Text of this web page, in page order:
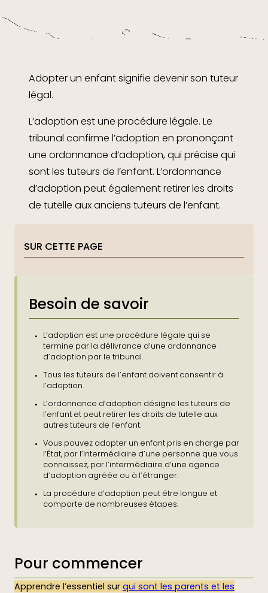
Adopter un enfant signifie devenir son tuteur
légal.
L’adoption est une procédure légale. Le
tribunal confirme l’adoption en prononçant
une ordonnance d’adoption, qui précise qui
sont les tuteurs de l’enfant. L’ordonnance
d’adoption peut également retirer les droits
de tutelle aux anciens tuteurs de l’enfant.
SUR CETTE PAGE
Besoin de savoir
L’adoption est une procédure légale qui se
termine par la délivrance d’une ordonnance
d’adoption par le tribunal.
Tous les tuteurs de l’enfant doivent consentir à
l’adoption.
L’ordonnance d’adoption désigne les tuteurs de
l’enfant et peut retirer les droits de tutelle aux
autres tuteurs de l’enfant.
Vous pouvez adopter un enfant pris en charge par
l’État, par l’intermédiaire d’une personne que vous
connaissez, par l’intermédiaire d’une agence
d’adoption agréée ou à l’étranger.
La procédure d’adoption peut être longue et
comporte de nombreuses étapes.
Pour commencer
Apprendre l’essentiel sur qui sont les parents et les